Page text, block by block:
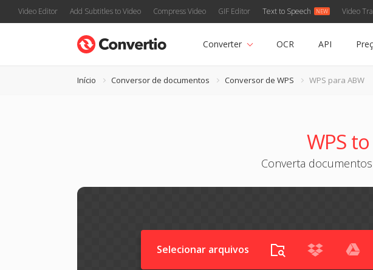
Video Editor Add Subtitles to Video Compress Video GIF Editor Text to Speech Video
Converter OCR API
Início Conversor de documentos Conversor de WPS WPS para ABW
WPS
Converta
Selecionar arquivos